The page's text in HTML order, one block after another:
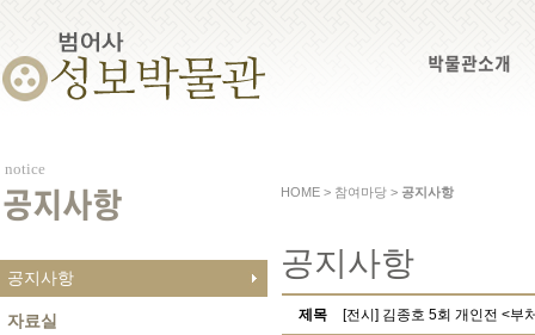
박물관소개
notice
공지사항
공지사항
자료실
HOME > 참여마당 > 공지사항
공지사항
제목 [전시] 김종호 5회 개인전 <부